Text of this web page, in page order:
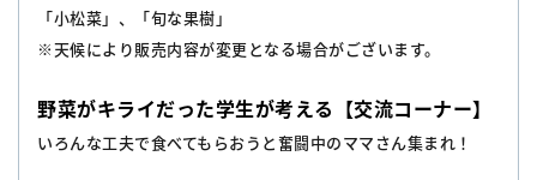
「小松菜」、「旬な果樹」
※天候により販売内容が変更となる場合がございます。
野菜がキライだった学生が考える【交流コーナー】
いろんな工夫で食べてもらおうと奮闘中のママさん集まれ！